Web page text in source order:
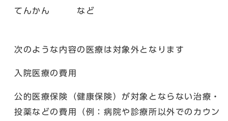
てんかん など
次のような内容の医療は対象外となります
入院医療の費用
公的医療保険（健康保険）が対象とならない治療・
投薬などの費用（例：病院や診療所以外でのカウン